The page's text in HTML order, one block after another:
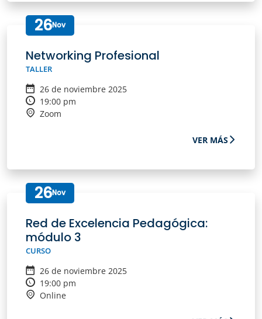
26Nov
Networking Profesional
TALLER
26 de noviembre 2025
19:00 pm
Zoom
VER MÁS
26Nov
Red de Excelencia Pedagógica:
módulo 3
CURSO
26 de noviembre 2025
19:00 pm
Online